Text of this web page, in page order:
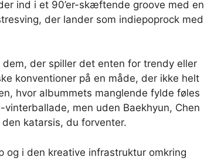
ind i et 90’er-skæftende groove med en
der lander som indiepoprock med
der spiller det enten for trendy eller
konventioner på en måde, der ikke helt
hvor albummets manglende fylde føles
men uden Baekhyun, Chen
katarsis, du forventer.
i den kreative infrastruktur omkring